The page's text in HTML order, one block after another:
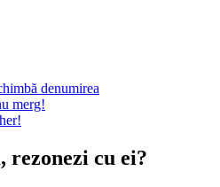
denumirea
merg!
rezonezi cu ei?